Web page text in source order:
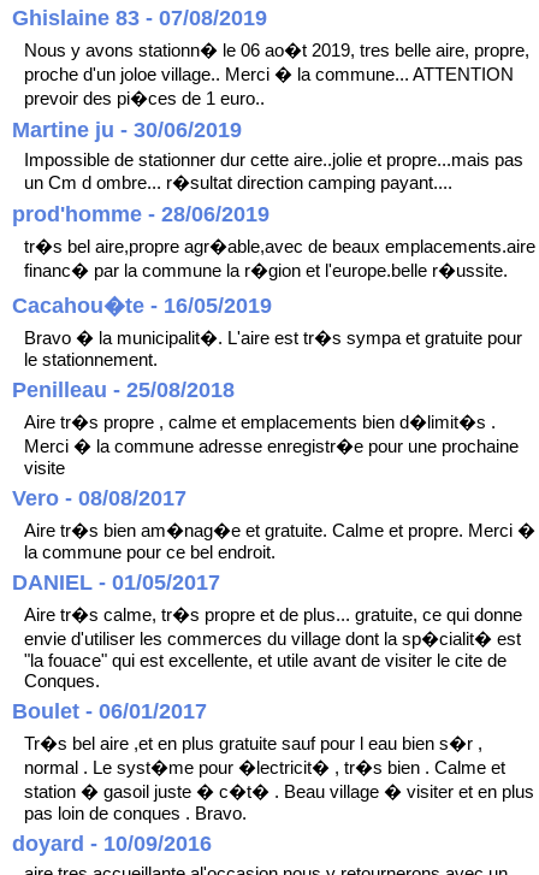
Ghislaine 83 - 07/08/2019
Nous y avons stationn� le 06 ao�t 2019, tres belle aire, propre,
proche d'un joloe village.. Merci � la commune... ATTENTION
prevoir des pi�ces de 1 euro..
Martine ju - 30/06/2019
Impossible de stationner dur cette aire..jolie et propre...mais pas
un Cm d ombre... r�sultat direction camping payant....
prod'homme - 28/06/2019
tr�s bel aire,propre agr�able,avec de beaux emplacements.aire
financ� par la commune la r�gion et l'europe.belle r�ussite.
Cacahou�te - 16/05/2019
Bravo � la municipalit�. L'aire est tr�s sympa et gratuite pour
le stationnement.
Penilleau - 25/08/2018
Aire tr�s propre , calme et emplacements bien d�limit�s .
Merci � la commune adresse enregistr�e pour une prochaine
visite
Vero - 08/08/2017
Aire tr�s bien am�nag�e et gratuite. Calme et propre. Merci �
la commune pour ce bel endroit.
DANIEL - 01/05/2017
Aire tr�s calme, tr�s propre et de plus... gratuite, ce qui donne
envie d'utiliser les commerces du village dont la sp�cialit� est
"la fouace" qui est excellente, et utile avant de visiter le cite de
Conques.
Boulet - 06/01/2017
Tr�s bel aire ,et en plus gratuite sauf pour l eau bien s�r ,
normal . Le syst�me pour �lectricit� , tr�s bien . Calme et
station � gasoil juste � c�t� . Beau village � visiter et en plus
pas loin de conques . Bravo.
doyard - 10/09/2016